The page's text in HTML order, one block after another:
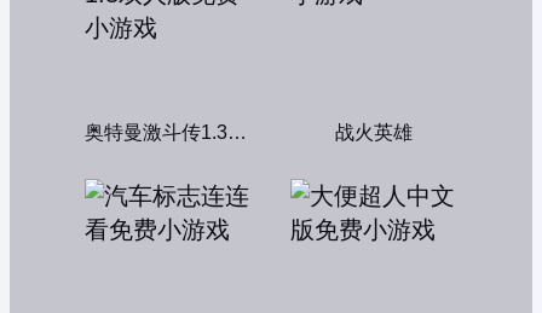
奥特曼激斗传1.3双人版 战火英雄